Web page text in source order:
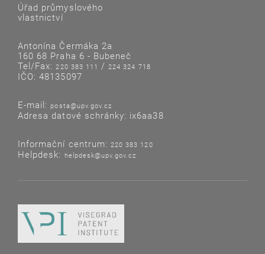
Úřad průmyslového
vlastnictví
Antonína Čermáka 2a
160 68 Praha 6 - Bubeneč
Tel/Fax:220 383 111 /224 324 718
IČO: 48135097
E-mail: posta@upv.gov.cz
Adresa datové schránky: ix6aa38
Informační centrum: 220 383 120
Helpdesk: helpdesk@upv.gov.cz